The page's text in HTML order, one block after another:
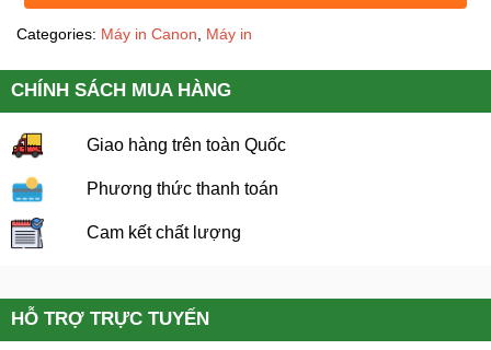
Categories: Máy in Canon Máy in
CHÍNH SÁCH MUA HÀNG
Giao hàng trên toàn Quốc
Phương thức thanh toán
Cam kết chất lượng
HỖ TRỢ TRỰC TUYẾN